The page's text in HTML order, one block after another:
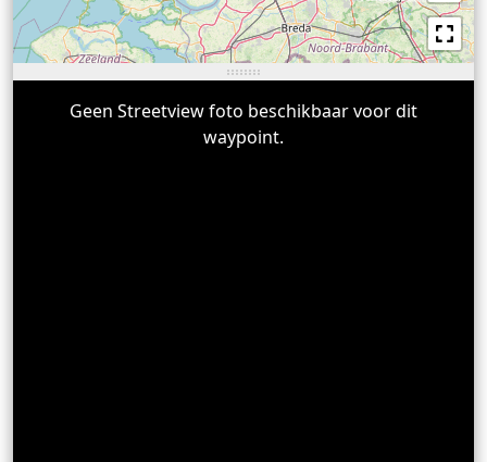
Geen Streetview foto beschikbaar voor dit
waypoint.